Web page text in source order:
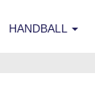
HANDBALL